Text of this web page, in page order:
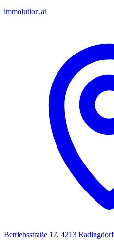
immolution.at
Betriebsstraße 17, 4213 Radingdorf